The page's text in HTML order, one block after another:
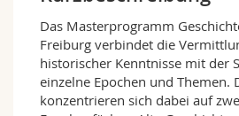
Math.-Nat. und Med. Fak.
Interfakultär
Doktorierende
Vorlesungsverzeichnis
MyUnifr
Das Masterprogramm
Freiburg verbindet die
historischer Kenntnisse mit der
einzelne Epochen und Themen.
konzentrieren sich dabei auf